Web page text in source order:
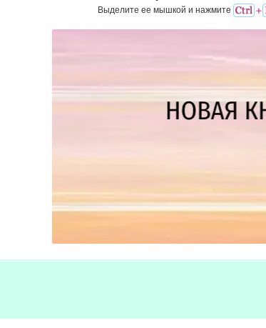
Выделите ее мышкой и нажмитe